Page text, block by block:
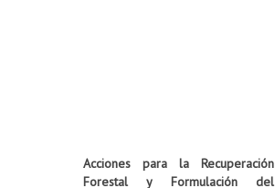
Acciones para la Recuperación
Forestal y Formulación del